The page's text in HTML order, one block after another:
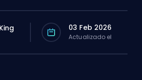
03 Feb 2026
Actualizado el